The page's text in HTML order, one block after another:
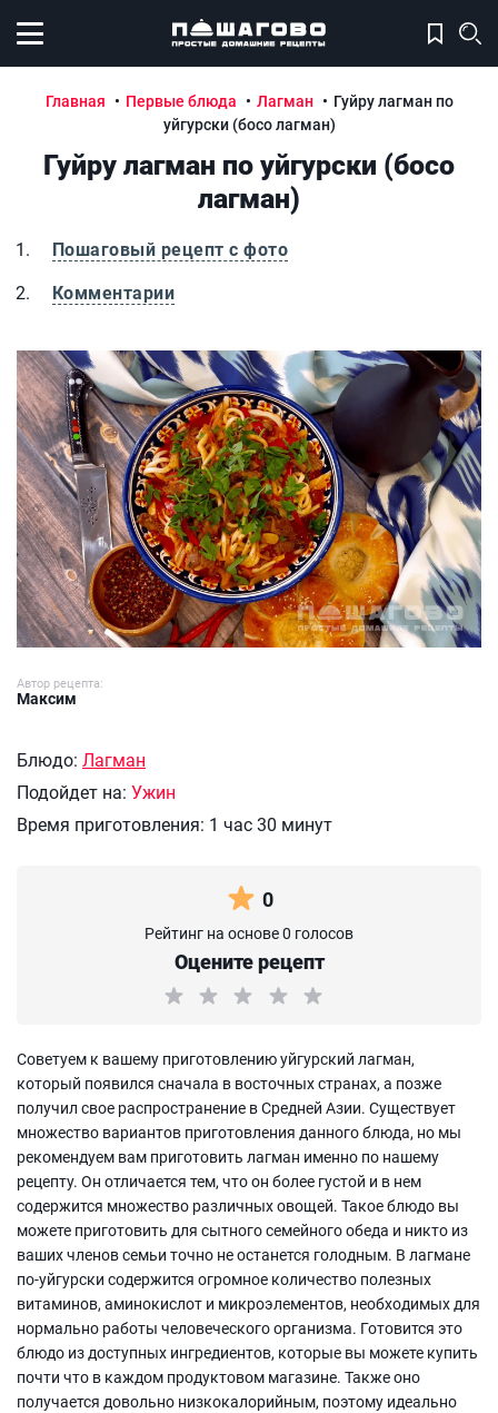
Открыть меню
Главная Первые блюда Лагман
Гуйру лагман по
уйгурски (босо лагман)
Гуйру лагман по уйгурски (босо
лагман)
Пошаговый рецепт с фото
Комментарии
Гуйру лагман по уйгурски (босо лагман)
Автор рецепта:
Максим
Блюдо: Лагман
Подойдет на: Ужин
Время приготовления: 1 час 30 минут
0
Рейтинг на основе 0 голосов
Оцените рецепт
Советуем к вашему приготовлению уйгурский лагман,
который появился сначала в восточных странах, а позже
получил свое распространение в Средней Азии. Существует
множество вариантов приготовления данного блюда, но мы
рекомендуем вам приготовить лагман именно по нашему
рецепту. Он отличается тем, что он более густой и в нем
содержится множество различных овощей. Такое блюдо вы
можете приготовить для сытного семейного обеда и никто из
ваших членов семьи точно не останется голодным. В лагмане
по-уйгурски содержится огромное количество полезных
витаминов, аминокислот и микроэлементов, необходимых для
нормально работы человеческого организма. Готовится это
блюдо из доступных ингредиентов, которые вы можете купить
почти что в каждом продуктовом магазине. Также оно
получается довольно низкокалорийным, поэтому идеально